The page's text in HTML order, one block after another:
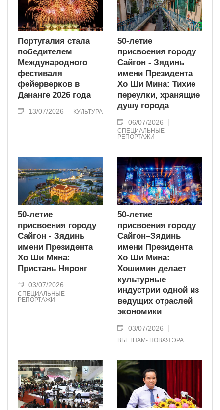
Португалия стала
победителем
Международного
фестиваля
фейерверков в
Дананге 2026 года
13/07/2026 КУЛЬТУРА
50-летие
присвоения городу
Сайгон - Зядинь
имени Президента
Хо Ши Мина: Тихие
переулки, хранящие
душу города
06/07/2026
СПЕЦИАЛЬНЫЕ
РЕПОРТАЖИ
50-летие
присвоения городу
Сайгон - Зядинь
имени Президента
Хо Ши Мина:
Пристань Няронг
03/07/2026
СПЕЦИАЛЬНЫЕ
РЕПОРТАЖИ
50-летие
присвоения городу
Сайгон–Зядинь
имени Президента
Хо Ши Мина:
Хошимин делает
культурные
индустрии одной из
ведущих отраслей
экономики
03/07/2026
ВЬЕТНАМ- НОВАЯ ЭРА